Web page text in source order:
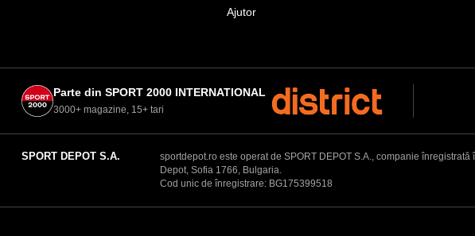
Ajutor
Parte din SPORT 2000 INTERNATIONAL
3000+ magazine, 15+ tari
SPORT DEPOT S.A.
sportdepot.ro este operat de SPORT DEPOT S.A., companie
Depot, Sofia 1766, Bulgaria.
Cod unic de înregistrare: BG175399518